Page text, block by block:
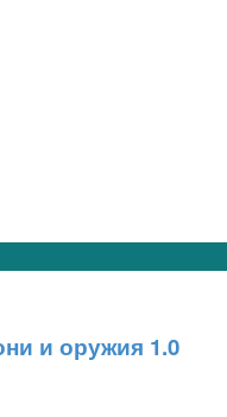
и оружия 1.0